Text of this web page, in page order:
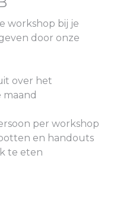
workshop bij je
door onze
over het
per workshop
en handouts
te eten